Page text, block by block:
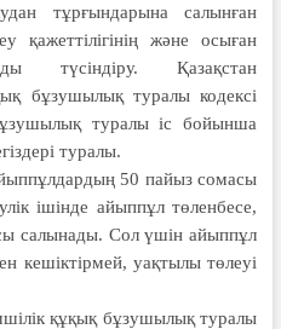
тұрғындарына салынған
қажеттілігінің және осыған
түсіндіру. Қазақстан
бұзушылық туралы кодексі
туралы іс бойынша
туралы.
50 пайыз сомасы
ішін­де айыппұл төленбесе,
салынады. Сол үшін айыппұл
кешіктірмей, уақтылы төлеуі
құқық бұзушылық туралы